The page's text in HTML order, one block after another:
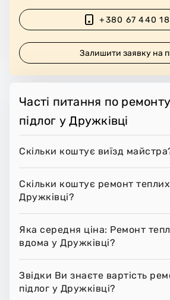
+380 67 440 18
Залишити заявку на
Часті питання по
підлог у Дружківці
Скільки коштує виїзд
Скільки коштує ремонт теплих
Дружківці?
Яка середня ціна: Ремонт
вдома у Дружківці?
Звідки Ви знаєте вартість
підлог у Дружківці?